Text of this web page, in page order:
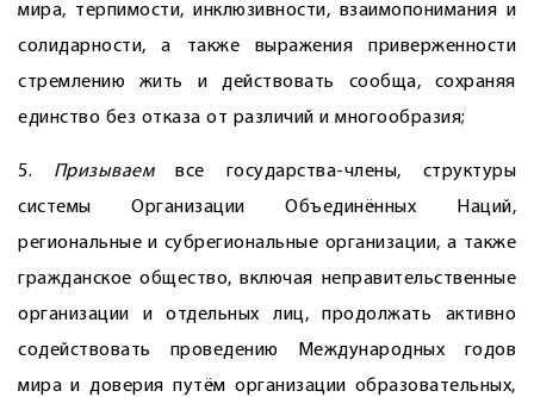
мира, терпимости, инклюзивности, взаимопонимания и
солидарности, а также выражения приверженности
стремлению жить и действовать сообща, сохраняя
единство без отказа от различий и многообразия;
5. Призываемвсе государства-члены, структуры
системы Организации Объединённых Наций,
региональные и субрегиональные организации, а также
гражданское общество, включая неправительственные
организации и отдельных лиц, продолжать активно
содействовать проведению Международных годов
мира и доверия путём организации образовательных,